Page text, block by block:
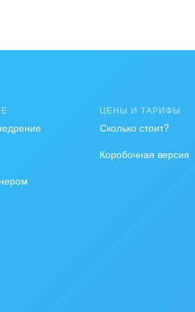
ЦЕНЫ И ТАРИФЫ
Сколько стоит?
Коробочная версия